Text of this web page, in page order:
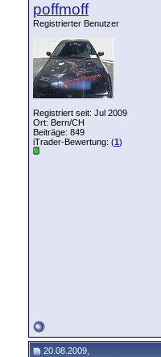
poffmoff
Registrierter Benutzer
Registriert seit: Jul 2009
Ort: Bern/CH
Beiträge: 849
iTrader-Bewertung: (1)
20.08.2009,